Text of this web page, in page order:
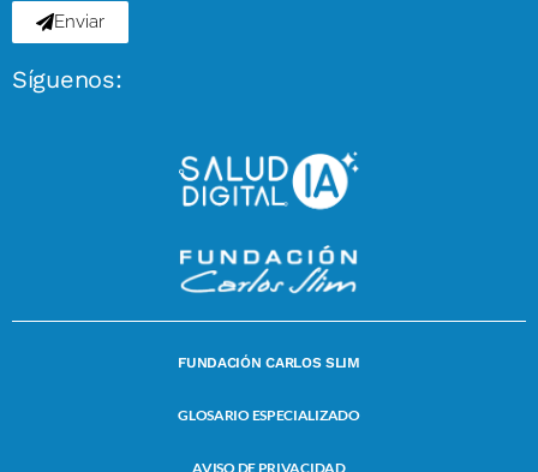
Enviar
Síguenos:
FUNDACIÓN CARLOS SLIM
GLOSARIO ESPECIALIZADO
AVISO DE PRIVACIDAD